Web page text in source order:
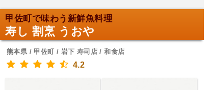
甲佐町で味わう新鮮魚料理
寿し 割烹 うおや
熊本県 / 甲佐町 / 岩下 寿司店 / 和食店
4.2